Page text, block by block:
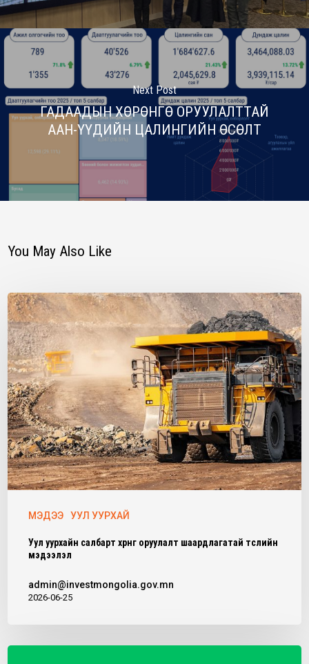
Next Post
ГАДААДЫН ХӨРӨНГӨ ОРУУЛАЛТТАЙ
ААН-ҮҮДИЙН ЦАЛИНГИЙН ӨСӨЛТ
You May Also Like
МЭДЭЭ УУЛ УУРХАЙ
Уул уурхайн салбарт хөрөнгө оруулалт шаардлагатай төслийн
мэдээлэл
admin@investmongolia.gov.mn
2026-06-25